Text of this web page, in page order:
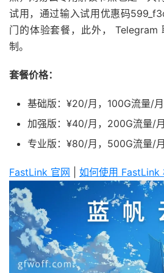
试用，通过输入试用优惠码
门的体验套餐，此外， Telegram
制。
套餐价格：
基础版：¥20/月，100G流量/月
加强版：¥40/月，200G流量/月
专业版：¥80/月，500G流量/月
FastLink 官网 如何使用 FastLink